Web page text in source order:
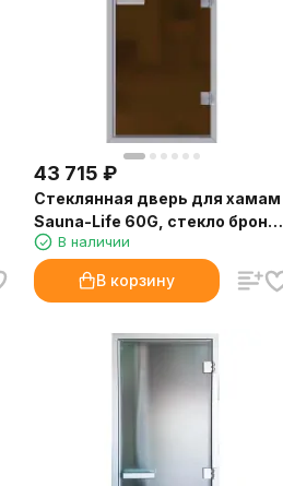
43 715 ₽
Стеклянная дверь для хамам
Sauna-Life 60G, стекло бронза
матовая, 90x200 см.
В наличии
В корзину